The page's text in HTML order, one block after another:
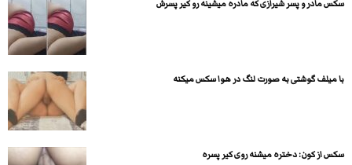
سکس مادر و پسر شیرازی که مادره میشینه رو کیر پسرش
با میلف گوشتی به صورت لنگ در هوا سکس میکنه
سکس از کون: دختره میشنه روی کیر پسره